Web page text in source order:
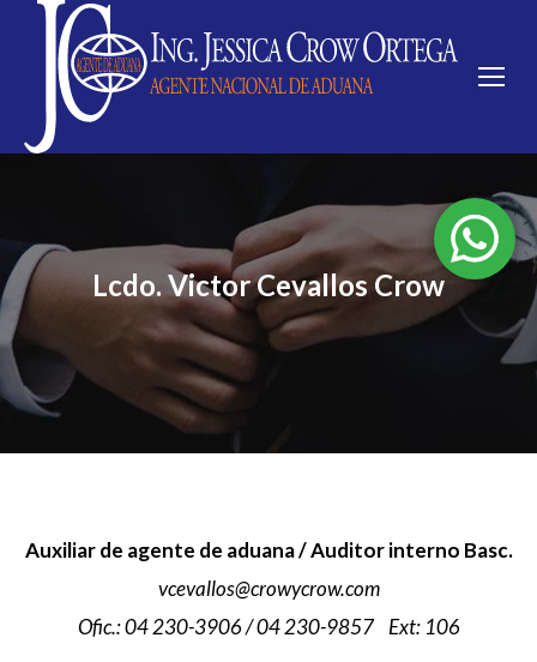
Lcdo. Victor Cevallos Crow
Auxiliar de agente de aduana / Auditor interno Basc.
vcevallos@crowycrow.com
Ofic.: 04 230-3906 / 04 230-9857 Ext: 106